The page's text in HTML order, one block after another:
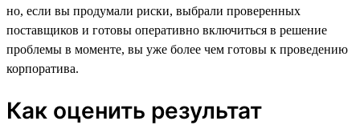
но, если вы продумали риски, выбрали проверенных
поставщиков и готовы оперативно включиться в решение
проблемы в моменте, вы уже более чем готовы к проведению
корпоратива.
Как оценить результат